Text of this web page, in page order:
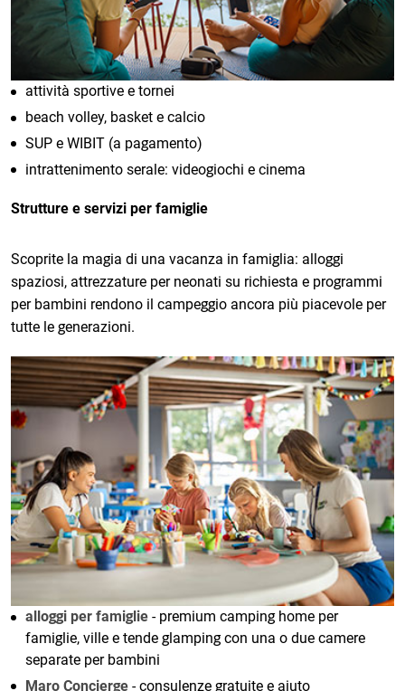
attività sportive e tornei
beach volley, basket e calcio
SUP e WIBIT (a pagamento)
intrattenimento serale: videogiochi e cinema
Strutture e servizi per famiglie
Scoprite la magia di una vacanza in famiglia: alloggi
spaziosi, attrezzature per neonati su richiesta e programmi
per bambini rendono il campeggio ancora più piacevole per
tutte le generazioni.
alloggi per famiglie - premium camping home per
famiglie, ville e tende glamping con una o due camere
separate per bambini
Maro Concierge - consulenze gratuite e aiuto